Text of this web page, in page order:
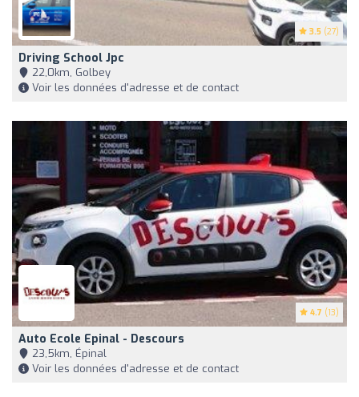
3.5 (27)
Driving School Jpc
22,0km, Golbey
Voir les données d'adresse et de contact
4.7 (13)
Auto Ecole Epinal - Descours
23,5km, Épinal
Voir les données d'adresse et de contact